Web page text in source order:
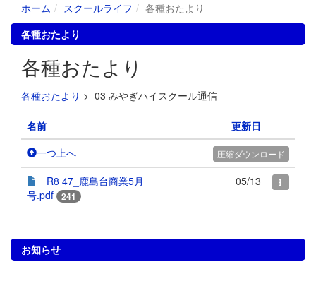
ホーム スクールライフ
各種おたより
各種おたより
各種おたより
各種おたより > 03 みやぎハイスクール通信
名前
更新日
一つ上へ
圧縮ダウンロード
R8 47_鹿島台商業5月
号.pdf
241
05/13
お知らせ